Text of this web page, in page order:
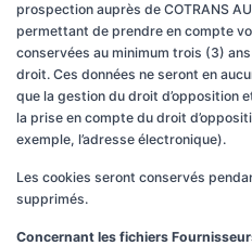
prospection auprès de COTRANS
permettant de prendre en compte
conservées au minimum trois (3)
droit. Ces données ne seront en
que la gestion du droit d’opposition
la prise en compte du droit
exemple, l’adresse électronique).
Les cookies seront conservés
supprimés.
Concernant les fichiers